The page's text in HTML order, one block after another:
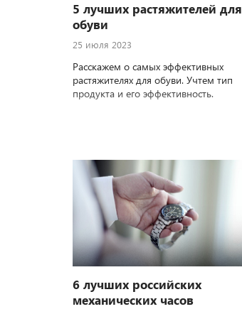
5 лучших растяжителей для
обуви
25 июля 2023
Расскажем о самых эффективных
растяжителях для обуви. Учтем тип
продукта и его эффективность.
6 лучших российских
механических часов